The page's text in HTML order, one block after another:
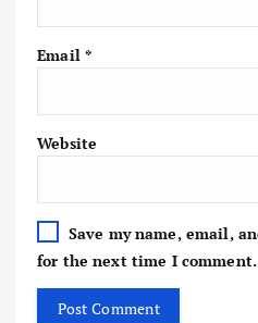
Email *
Website
Save my name, email,
for the next time I comment.